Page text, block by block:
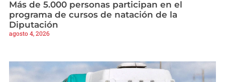
Más de 5.000 personas participan en el
programa de cursos de natación de la
Diputación
agosto 4, 2026